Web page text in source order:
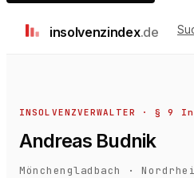
insolvenzindex.de
INSOLVENZVERWALTER · § 9
Andreas Budnik
Mönchengladbach ·